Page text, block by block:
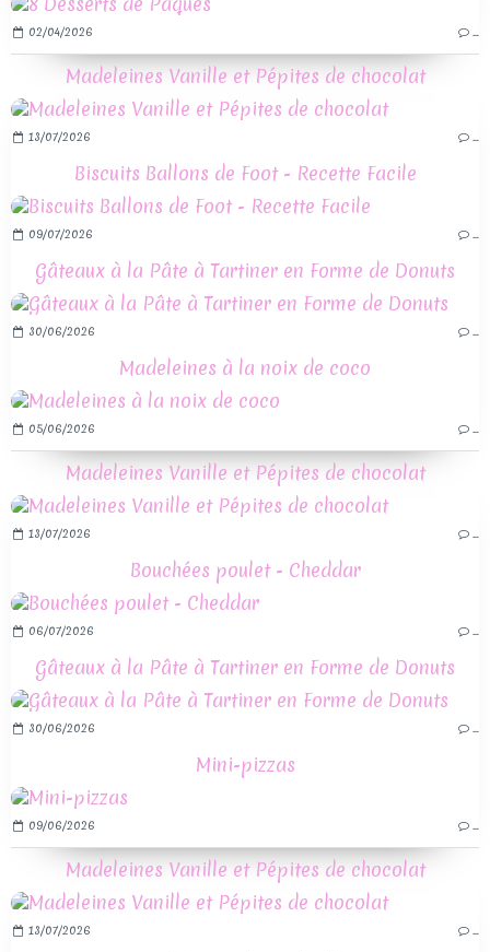
02/04/2026 …
Madeleines Vanille et Pépites de chocolat
13/07/2026 …
Biscuits Ballons de Foot - Recette Facile
09/07/2026 …
Gâteaux à la Pâte à Tartiner en Forme de Donuts
30/06/2026 …
Madeleines à la noix de coco
05/06/2026 …
Madeleines Vanille et Pépites de chocolat
13/07/2026 …
Bouchées poulet - Cheddar
06/07/2026 …
Gâteaux à la Pâte à Tartiner en Forme de Donuts
30/06/2026 …
Mini-pizzas
09/06/2026 …
Madeleines Vanille et Pépites de chocolat
13/07/2026 …